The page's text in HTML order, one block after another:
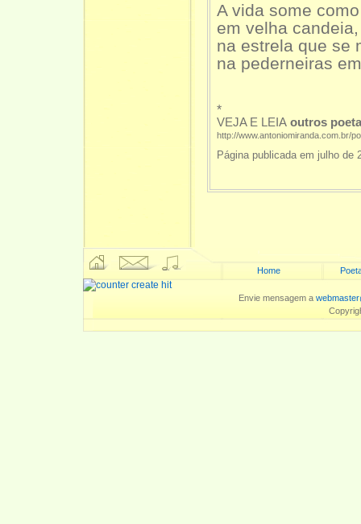
A vida some
em velha
na estrela que se
na pederneiras
*
VEJA E LEIA outros
http://www.antoniomiranda.com.br/
Página publicada em julho de
Home
Envie mensagem a